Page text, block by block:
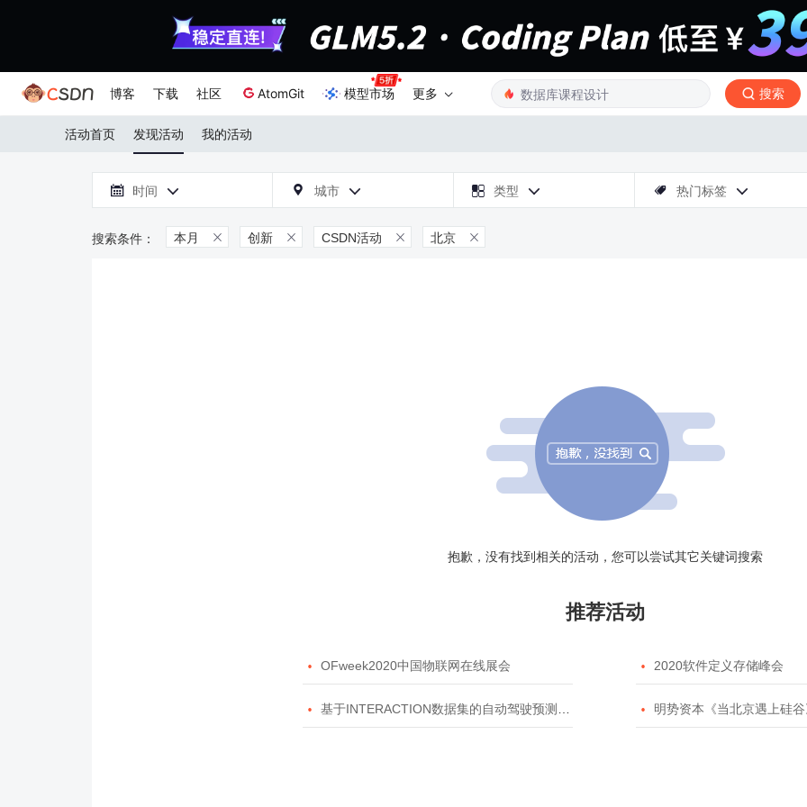
博客 下载 社区 AtomGit 模型市场 更多 搜索
活动首页 发现活动 我的活动
 时间   城市   类型   热门标签 
本月  创新  CSDN活动  北京 
抱歉，没有找到相关的活动，您可以尝试其它关键词搜索
推荐活动
 OFweek2020中国物联网在线展会  2020软件定义存储峰会
 基于INTERACTION数据集的自动驾驶预测模型挑战赛  明势资本《当北京遇上硅谷》系列